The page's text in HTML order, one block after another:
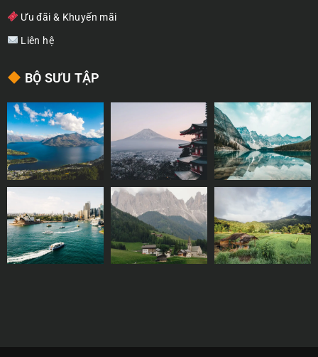
Ưu đãi & Khuyến mãi
Liên hệ
BỘ SƯU TẬP